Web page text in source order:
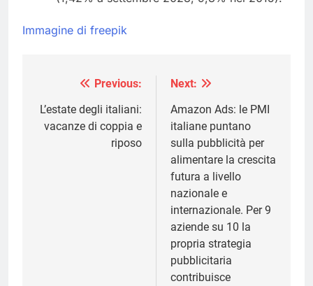
Immagine di freepik
Navigazione
articoli
Previous:
L’estate degli italiani:
vacanze di coppia e
riposo
Next:
Amazon Ads: le PMI
italiane puntano
sulla pubblicità per
alimentare la crescita
futura a livello
nazionale e
internazionale. Per 9
aziende su 10 la
propria strategia
pubblicitaria
contribuisce